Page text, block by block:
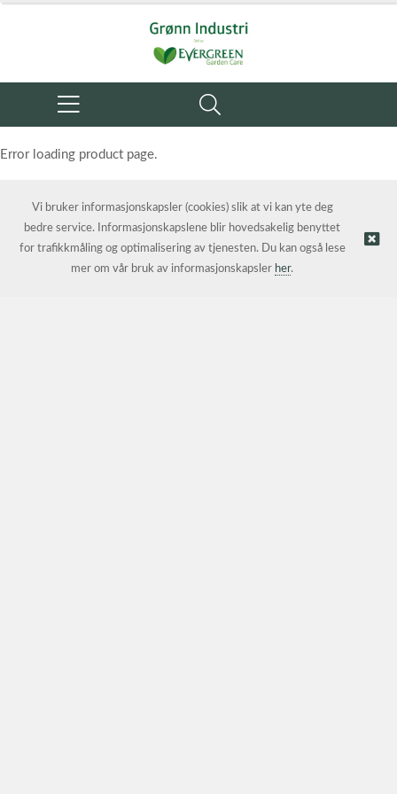
Error loading product page.
© Grønn Industri AS | Nettbutikk levert avKréatif AS
Vi bruker informasjonskapsler (cookies) slik at vi kan yte deg
bedre service. Informasjonskapslene blir hovedsakelig benyttet
for trafikkmåling og optimalisering av tjenesten. Du kan også lese
mer om vår bruk av informasjonskapsler her.